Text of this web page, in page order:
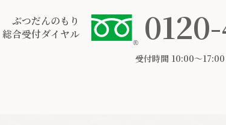
ぶつだんのもり
総合受付ダイヤル
受付時間 10:00〜17:00